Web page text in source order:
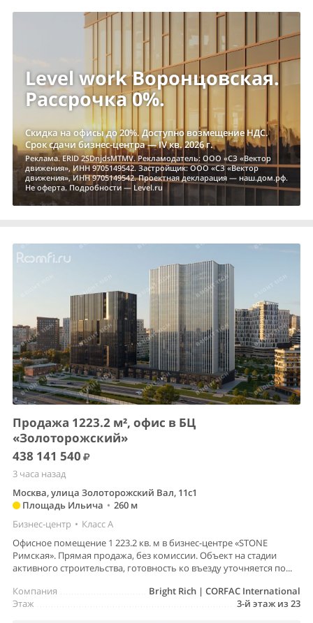
Level work Воронцовская.
Рассрочка 0%.
Скидка на офисы до 20%. Доступно возмещение НДС.
Срок сдачи бизнес-центра — IV кв. 2026 г.
Реклама. ERID 2SDnjdsMTMV. Рекламодатель: ООО «СЗ «Вектор
движения», ИНН 9705149542. Застройщик: ООО «СЗ «Вектор
движения», ИНН 9705149542. Проектная декларация — наш.дом.рф.
Не оферта. Подробности — Level.ru
Продажа 1223.2 м², офис в БЦ
«Золоторожский»
438 141 540
3 часа назад
Москва, улица Золоторожский Вал, 11с1
Площадь Ильича • 260 м
Бизнес-центр • Класс A
Офисное помещение 1 223.2 кв. м в бизнес-центре «STONE
Римская». Прямая продажа, без комиссии. Объект на стадии
активного строительства, готовность ко въезду уточняется по...
Bright Rich | CORFAC International
Компания
3-й этаж из 23
Этаж